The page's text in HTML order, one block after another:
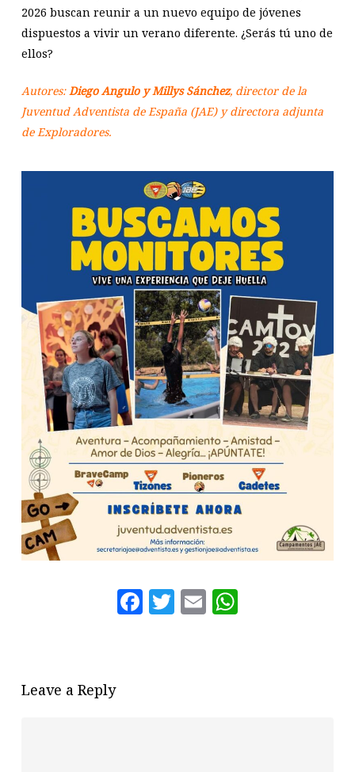
2026 buscan reunir a un nuevo equipo de jóvenes
dispuestos a vivir un verano diferente. ¿Serás tú uno de
ellos?
Autores: Diego Angulo y Millys Sánchez, director de la
Juventud Adventista de España (JAE) y directora adjunta
de Exploradores.
Facebook
Twitter
Email
Leave a Reply